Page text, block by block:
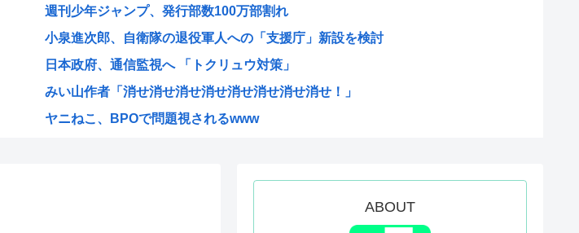
週刊少年ジャンプ、発行部数100万部割れ
小泉進次郎、自衛隊の退役軍人への「支援庁」新設を検討
日本政府、通信監視へ 「トクリュウ対策」
みい山作者「消せ消せ消せ消せ消せ消せ消せ消せ！」
ヤニねこ、BPOで問題視されるwww
韓国人「韓国が熊本地震で飲料水1万本送ったら日本人は韓国...
ABOUT